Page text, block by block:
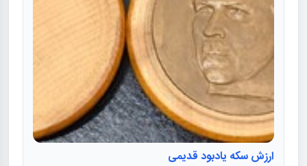
ارزش سکه یادبود قدیمی